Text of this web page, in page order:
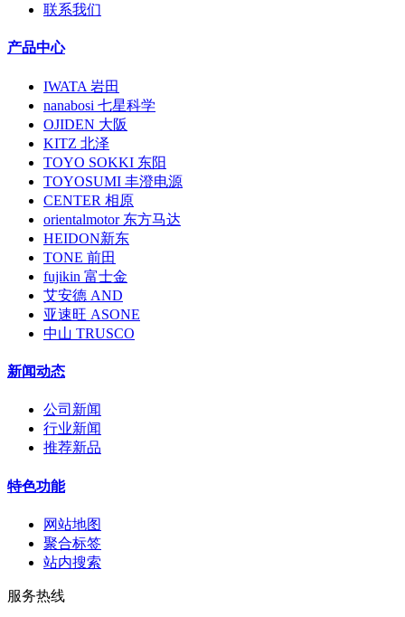
联系我们
产品中心
IWATA 岩田
nanabosi 七星科学
OJIDEN 大阪
KITZ 北泽
TOYO SOKKI 东阳
TOYOSUMI 丰澄电源
CENTER 相原
orientalmotor 东方马达
HEIDON新东
TONE 前田
fujikin 富士金
艾安德 AND
亚速旺 ASONE
中山 TRUSCO
新闻动态
公司新闻
行业新闻
推荐新品
特色功能
网站地图
聚合标签
站内搜索
服务热线